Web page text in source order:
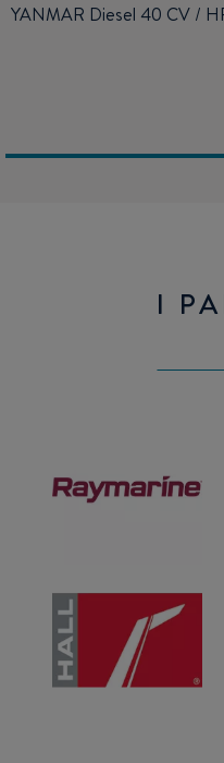
YANMAR Diesel 40 CV /
Tavolo del quadrato
I
Rigging